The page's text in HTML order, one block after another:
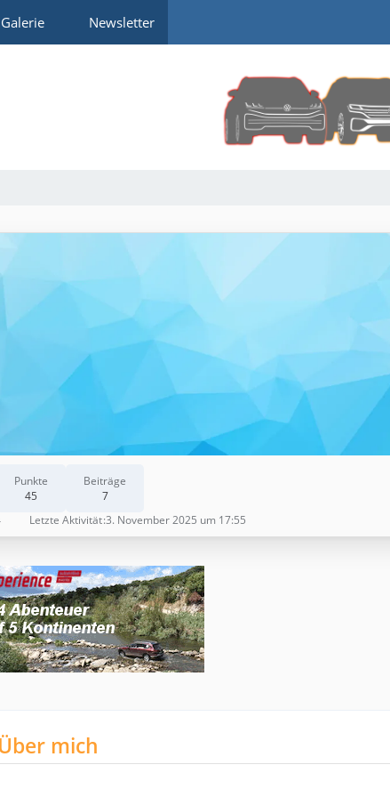
Galerie Newsletter
Punkte
45
Beiträge
7
Letzte Aktivität 3. November 2025 um 17:55
Über mich